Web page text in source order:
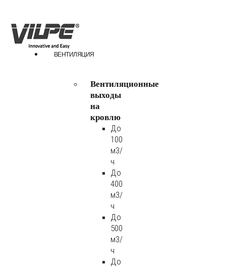
ВЕНТИЛЯЦИЯ
Вентиляционные
выходы
на
кровлю
До
100
м3/
ч
До
400
м3/
ч
До
500
м3/
ч
До